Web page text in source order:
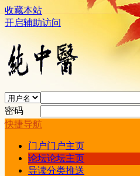
收藏本站
开启辅助访问
密码
快捷导航
门户门户主页
论坛论坛主页
导读分类推送